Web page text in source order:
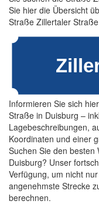
Sie hier die Übersicht
Straße Zillertaler
Informieren Sie sich
Straße in Duisburg –
Lagebeschreibungen,
Koordinaten und einer
Suchen Sie den
Duisburg? Unser
Verfügung, um nicht
angenehmste Strecke
berechnen.